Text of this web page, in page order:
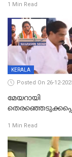
ദാരുണാന്ത്യം
1 Min Read
KERALA
Posted On 26-12-
മേയറായി
ആദ്യ വോട്ട് അസാധു;
ഡെപ്യൂട്ടി മേയർ
താഹിറിന് വിജയം
1 Min Read